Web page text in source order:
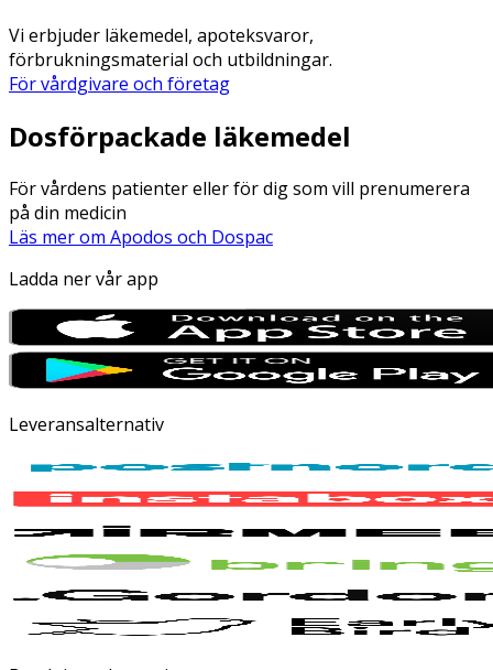
Vi erbjuder läkemedel, apoteksvaror,
förbrukningsmaterial och utbildningar.
För vårdgivare och företag
Dosförpackade läkemedel
För vårdens patienter eller för dig som vill prenumerera
på din medicin
Läs mer om Apodos och Dospac
Ladda ner vår app
Leveransalternativ